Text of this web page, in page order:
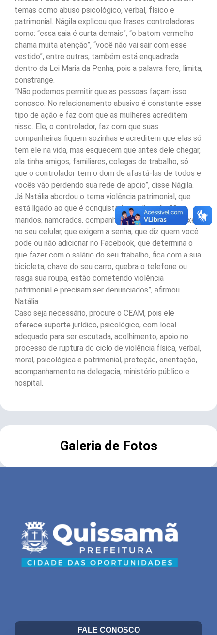
temas como abuso psicológico, verbal, físico e
patrimonial. Nágila explicou que frases controladoras
como: “essa saia é curta demais”, “o batom vermelho
chama muita atenção”, “você não vai sair com esse
vestido”, entre outras, também está enquadrada
dentro da Lei Maria da Penha, pois a palavra fere, limita,
constrange.
“Não podemos permitir que as pessoas façam isso
conosco. No relacionamento abusivo é constante esse
tipo de ação e faz com que as mulheres acreditem
nisso. Ele, o controlador, faz com que suas
companheiras fiquem sozinhas e acreditem que elas só
tem ele na vida, mas esquecem que antes dele chegar,
ela tinha amigos, familiares, colegas de trabalho, só
que o controlador tem o dom de afastá-las de todos e
vocês vão perdendo sua rede de apoio”, disse Nágila.
Já Natália abordou o tema violência patrimonial, que
está ligado ao que é conquistado no dia a dia. “Os
maridos, namorados, companheiros que querem mexer
no seu celular, que exigem a senha, que diz quem você
pode ou não adicionar no Facebook, que determina o
que fazer com o salário do seu trabalho, fica com a sua
bicicleta, chave do seu carro, quebra o telefone ou
rasga sua roupa, estão cometendo violência
patrimonial e precisam ser denunciados”, afirmou
Natália.
Caso seja necessário, procure o CEAM, pois ele
oferece suporte jurídico, psicológico, com local
adequado para ser escutada, acolhimento, apoio no
processo de ruptura do ciclo de violência física, verbal,
moral, psicológica e patrimonial, proteção, orientação,
acompanhamento na delegacia, ministério público e
hospital.
Galeria de Fotos
FALE CONOSCO